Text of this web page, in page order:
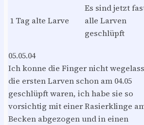
1 Tag alte Larve
Es sind jetzt
alle Larven
geschlüpft
05.05.04
Ich konne die Finger nicht
die ersten Larven schon am 04.05
geschlüpft waren, ich habe sie so
vorsichtig mit einer Rasierklinge
Becken abgezogen und in einen